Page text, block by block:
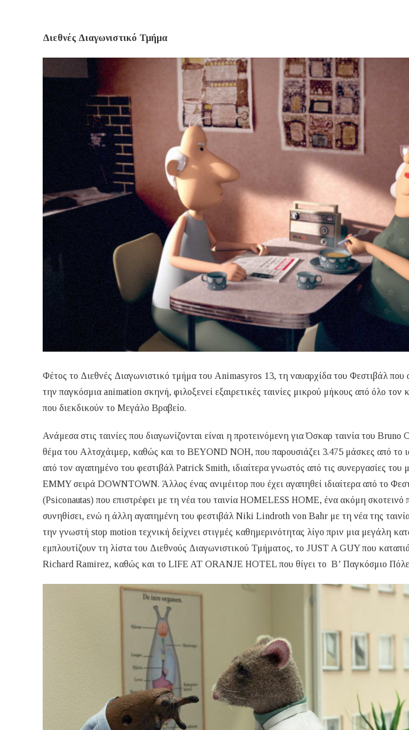
Διεθνές Διαγωνιστικό Τμήμα
Φέτος το Διεθνές Διαγωνιστικό τμήμα του Animasyros 13, τη ναυαρχίδα του Φεστιβάλ που
την παγκόσμια animation σκηνή, φιλοξενεί εξαιρετικές ταινίες μικρού μήκους από όλο
που διεκδικούν το Μεγάλο Βραβείο.
Ανάμεσα στις ταινίες που διαγωνίζονται είναι η προτεινόμενη για Όσκαρ ταινία του
θέμα του Αλτσχάιμερ, καθώς και το BEYOND NOH, που παρουσιάζει 3.475 μάσκες από το
από τον αγαπημένο του φεστιβάλ Patrick Smith, ιδιαίτερα γνωστός από τις συνεργασίες
EMMY σειρά DOWNTOWN. Άλλος ένας ανιμέιτορ που έχει αγαπηθεί ιδιαίτερα από το
(Psiconautas) που επιστρέφει με τη νέα του ταινία HOMELESS HOME, ένα ακόμη σκοτεινό
συνηθίσει, ενώ η άλλη αγαπημένη του φεστιβάλ Niki Lindroth von Bahr με τη νέα της
την γνωστή stop motion τεχνική δείχνει στιγμές καθημερινότητας λίγο πριν μια μεγάλη
εμπλουτίζουν τη λίστα του Διεθνούς Διαγωνιστικού Τμήματος, το JUST A GUY που
Richard Ramirez, καθώς και το LIFE AT ORANJE HOTEL που θίγει το Β’ Παγκόσμιο